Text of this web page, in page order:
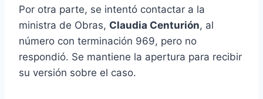
Por otra parte, se intentó contactar a la
ministra de Obras, Claudia Centurión, al
número con terminación 969, pero no
respondió. Se mantiene la apertura para recibir
su versión sobre el caso.